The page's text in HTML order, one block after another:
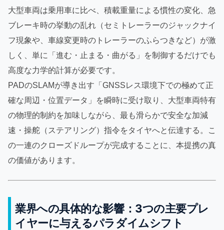
大型車両は乗用車に比べ、積載重量による慣性の変化、急
ブレーキ時の挙動の乱れ（セミトレーラーのジャックナイ
フ現象や、車線変更時のトレーラーのふらつきなど）が激
しく、単に「進む・止まる・曲がる」を制御するだけでも
高度な力学的計算が必要です。
PADのSLAMが導き出す「GNSSレス環境下での極めて正
確な周辺・位置データ」を瞬時に受け取り、大型車両特有
の物理的制約を加味しながら、最も滑らかで安全な加減
速・操舵（ステアリング）指令をタイヤへと伝達する。こ
の一連のクローズドループが完成することに、本提携の真
の価値があります。
業界への具体的な影響：3つの主要プレ
イヤーに与えるパラダイムシフト